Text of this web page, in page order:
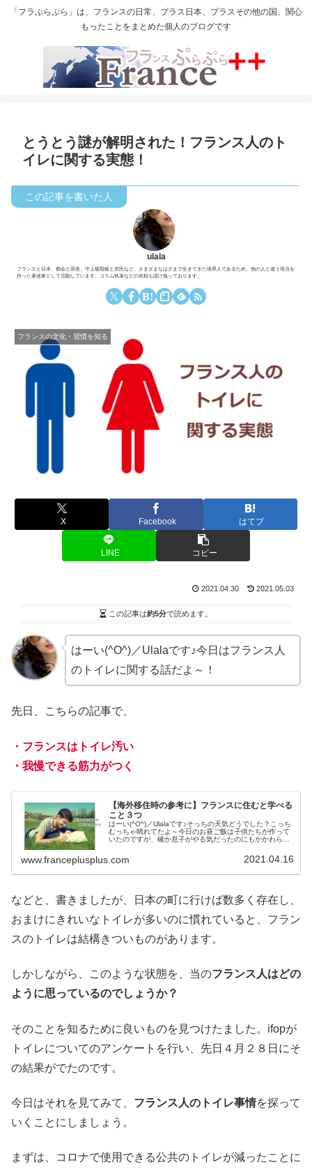
「フラぷらぷら」は、フランスの日常、プラス日本、プラスその他の国、関心
もったことをまとめた個人のブログです
とうとう謎が解明された！フランス人のト
イレに関する実態！
ulala
フランスと日本、都会と田舎、中上級階級と庶民など、さまざまなはざまで生きてきた境界人であるため、他の人と違う視点を
持った著述家として活動しています。コラム執筆などの依頼も請け負っております。
フランスの文化・習慣を知る
X Facebook はてブ
LINE コピー
2021.04.30 2021.05.03
この記事は約5分で読めます。
はーい(^O^)／Ulalaです♪今日はフランス人
のトイレに関する話だよ～！
先日、こちらの記事で、
・フランスはトイレ汚い
・我慢できる筋力がつく
【海外移住時の参考に】フランスに住むと学べる
こと３つ
はーい(^O^)／Ulalaです♪そっちの天気どうでした？こっち
むっちゃ晴れてたよ～今日のお昼ご飯は子供たちが作って
いたのですが、確か息子がやる気だったのにもかかわら
www.franceplusplus.com 2021.04.16
などと、書きましたが、日本の町に行けば数多く存在し、
おまけにきれいなトイレが多いのに慣れていると、フラン
スのトイレは結構きついものがあります。
しかしながら、このような状態を、当のフランス人はどの
ように思っているのでしょうか？
そのことを知るために良いものを見つけたました。ifopが
トイレについてのアンケートを行い、先日４月２８日にそ
の結果がでたのです。
今日はそれを見てみて、 フランス人のトイレ事情を探って
いくことにしましょう。
まずは、コロナで使用できる公共のトイレが減ったことに